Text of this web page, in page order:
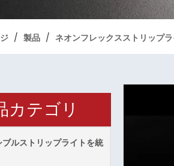
/ 製品 / ネオンフレックスストリップラ
カテゴリ
ブルストリップライトを統